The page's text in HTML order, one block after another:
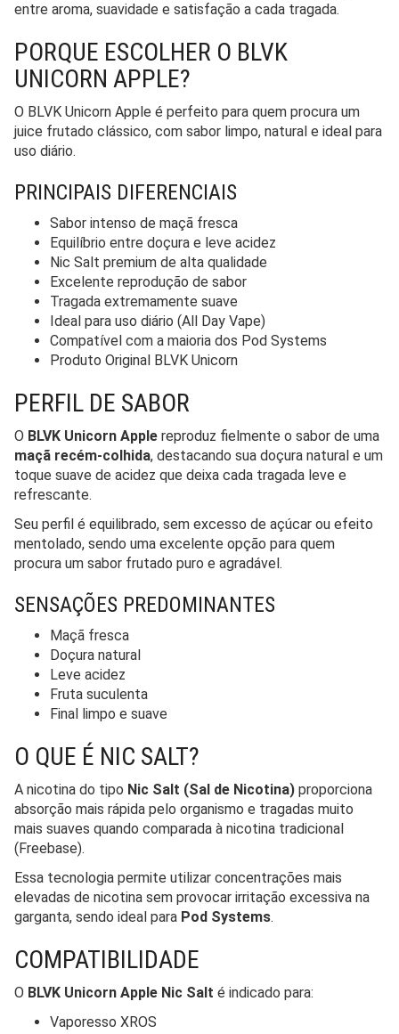
entre aroma, suavidade e satisfação a cada tragada.
PORQUE ESCOLHER O BLVK
UNICORN APPLE?
O BLVK Unicorn Apple é perfeito para quem procura um
juice frutado clássico, com sabor limpo, natural e ideal para
uso diário.
PRINCIPAIS DIFERENCIAIS
Sabor intenso de maçã fresca
Equilíbrio entre doçura e leve acidez
Nic Salt premium de alta qualidade
Excelente reprodução de sabor
Tragada extremamente suave
Ideal para uso diário (All Day Vape)
Compatível com a maioria dos Pod Systems
Produto Original BLVK Unicorn
PERFIL DE SABOR
O BLVK Unicorn Apple reproduz fielmente o sabor de uma
maçã recém-colhida, destacando sua doçura natural e um
toque suave de acidez que deixa cada tragada leve e
refrescante.
Seu perfil é equilibrado, sem excesso de açúcar ou efeito
mentolado, sendo uma excelente opção para quem
procura um sabor frutado puro e agradável.
SENSAÇÕES PREDOMINANTES
Maçã fresca
Doçura natural
Leve acidez
Fruta suculenta
Final limpo e suave
O QUE É NIC SALT?
A nicotina do tipo Nic Salt (Sal de Nicotina) proporciona
absorção mais rápida pelo organismo e tragadas muito
mais suaves quando comparada à nicotina tradicional
(Freebase).
Essa tecnologia permite utilizar concentrações mais
elevadas de nicotina sem provocar irritação excessiva na
garganta, sendo ideal para Pod Systems.
COMPATIBILIDADE
O BLVK Unicorn Apple Nic Salt é indicado para:
Vaporesso XROS